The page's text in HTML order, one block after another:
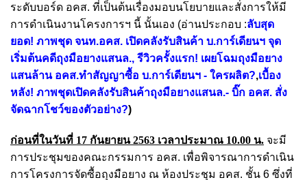
ระดับบอร์ด อคส. ที่เป็นต้นเรื่องมอบนโยบายและสั่งการให้มี
การดำเนินงานโครงการฯ นี้ นั้นเอง (อ่านประกอบ :ลับสุด
ยอด! ภาพชุด จนท.อคส. เปิดคลังรับสินค้า บ.การ์เดียนฯ จุด
เริ่มต้นคดีถุงมือยางแสนล., รีวิวครั้งแรก! เผยโฉมถุงมือยาง
แสนล้าน อคส.ทำสัญญาซื้อ บ.การ์เดียนฯ - ใครผลิต?,เบื้อง
หลัง! ภาพชุดเปิดคลังรับสินค้าถุงมือยางแสนล.- บิ๊ก อคส. สั่ง
จัดฉากโชว์ของตัวอย่าง?)
ก่อนที่ในวันที่ 17 กันยายน 2563 เวลาประมาณ 10.00 น. จะมี
การประชุมของคณะกรรมการ อคส. เพื่อพิจารณาการดำเนิน
การโครงการจัดซื้อถุงมือยาง ณ ห้องประชุม อคส. ชั้น 6 ซึ่งที่